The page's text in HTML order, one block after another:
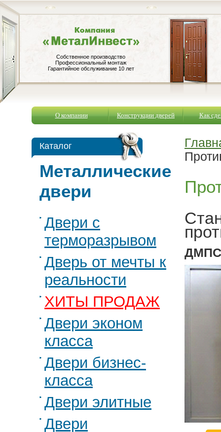
Собственное производство
Профессиональный монтаж
Гарантийное обслуживание 10 лет
О компании Конструкции дверей Как
Каталог
Металлические
двери
Двери с
терморазрывом
Дверь от мечты к
реальности
ХИТЫ ПРОДАЖ
Двери эконом
класса
Двери бизнес-
класса
Двери элитные
Двери
ДМПС